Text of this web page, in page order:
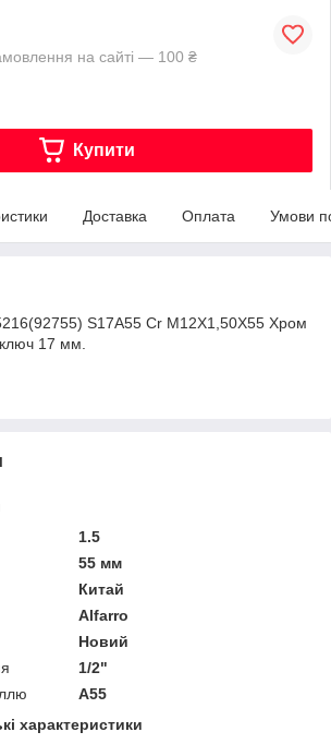
на сайті — 100 ₴
Купити
Доставка Оплата Умови
S17A55 Cr M12X1,50X55 Хром
17 мм.
1.5
55 мм
Китай
Alfarro
Новий
1/2"
A55
характеристики